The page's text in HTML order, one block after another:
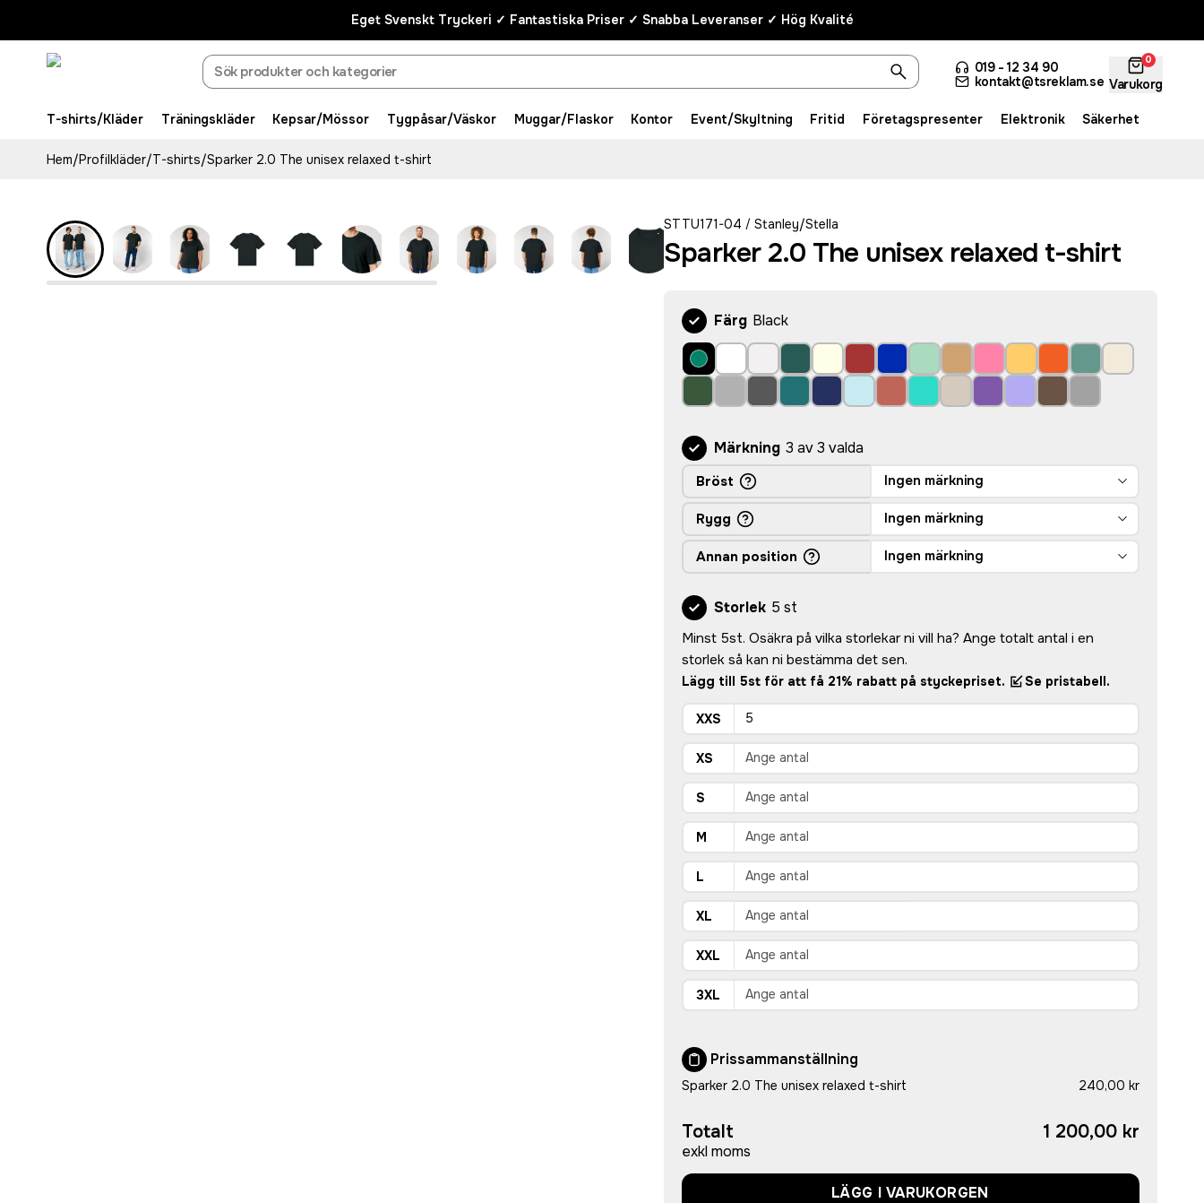
Eget Svenskt Tryckeri ✓ Fantastiska Priser ✓ Snabba Leveranser ✓ Hög Kvalité
019 - 12 34 90
kontakt@tsreklam.se
0
Varukorg
T-shirts/Kläder Träningskläder Kepsar/Mössor Tygpåsar/Väskor Muggar/Flaskor Kontor Event/Skyltning Fritid Företagspresenter Elektronik Säkerhet
Hem/Profilkläder/T-shirts/Sparker 2.0 The unisex relaxed t-shirt
Populär STTU171-04 / Stanley/Stella
Sparker 2.0 The unisex relaxed t-shirt
Färg Black
Märkning 3 av 3 valda
Bröst Ingen märkning
Rygg Ingen märkning
Annan position Ingen märkning
Storlek 5 st
Minst 5st. Osäkra på vilka storlekar ni vill ha? Ange totalt antal i en
storlek så kan ni bestämma det sen.
Lägg till 5st för att få 21% rabatt på styckepriset. Se pristabell.
XXS
XS
S
M
L
XL
XXL
3XL
Prissammanställning
Sparker 2.0 The unisex relaxed t-shirt 240,00 kr
Totalt
exkl moms
1 200,00 kr
LÄGG I VARUKORGEN